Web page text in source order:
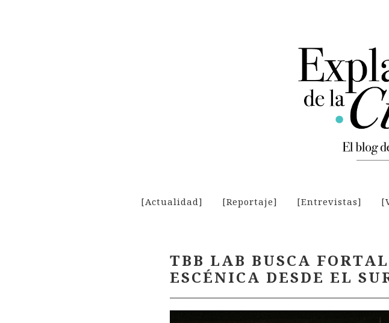
[Actualidad] [Reportaje] [Entrevistas]
TBB LAB BUSCA
ESCÉNICA DESDE EL